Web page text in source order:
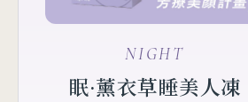
NIGHT
眠·薰衣草睡美人凍